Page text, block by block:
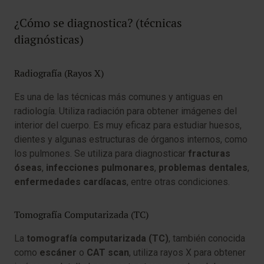
¿Cómo se diagnostica? (técnicas
diagnósticas)
Radiografía (Rayos X)
Es una de las técnicas más comunes y antiguas en
radiología. Utiliza radiación para obtener imágenes del
interior del cuerpo. Es muy eficaz para estudiar huesos,
dientes y algunas estructuras de órganos internos, como
los pulmones. Se utiliza para diagnosticar fracturas
óseas, infecciones pulmonares, problemas dentales,
enfermedades cardíacas, entre otras condiciones.
Tomografía Computarizada (TC)
La tomografía computarizada (TC), también conocida
como escáner o CAT scan, utiliza rayos X para obtener